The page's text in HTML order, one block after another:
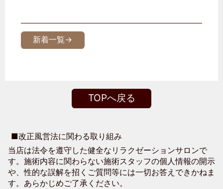
新着一覧→
TOPへ戻る
■改正風営法に関わる取り組み
当店は法令を遵守した健全なリラクゼーションサロンで
す。施術内容に関わらない施術スタッフの個人情報の開示
や、性的な誤解を招くご質問等には一切お答えできかねま
す。あらかじめご了承ください。